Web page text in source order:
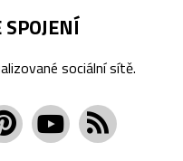
sociální sítě.